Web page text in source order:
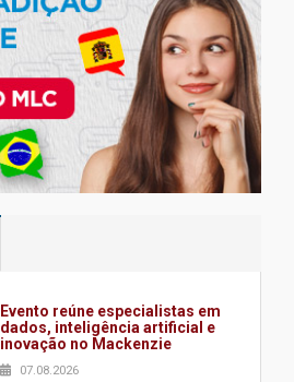
Evento reúne especialistas em
dados, inteligência artificial e
inovação no Mackenzie
07.08.2026